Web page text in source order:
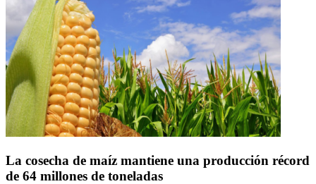
La cosecha de maíz mantiene una producción récord
de 64 millones de toneladas